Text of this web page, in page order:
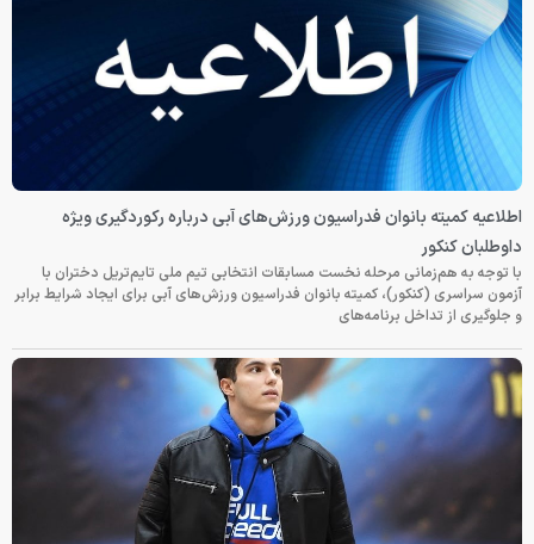
اطلاعیه کمیته بانوان فدراسیون ورزش‌های آبی درباره رکوردگیری ویژه
داوطلبان کنکور
با توجه به هم‌زمانی مرحله نخست مسابقات انتخابی تیم ملی تایم‌تریل دختران با
آزمون سراسری (کنکور)، کمیته بانوان فدراسیون ورزش‌های آبی برای ایجاد شرایط برابر
و جلوگیری از تداخل برنامه‌های